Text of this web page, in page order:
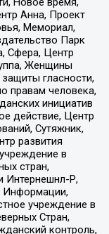
Анна, Проект
Мемориал,
Парк
Сфера, Центр
Женщины
гласности,
правам человека,
инициатив
действие, Центр
Сутяжник,
развития
в
стран,
Интернешнл-Р,
Информации,
учреждение в
Стран,
контроль,